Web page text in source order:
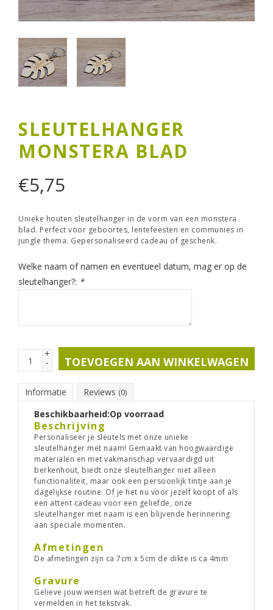
SLEUTELHANGER
MONSTERA BLAD
€5,75
Unieke houten sleutelhanger in de vorm van een monstera
blad. Perfect voor geboortes, lentefeesten en communies in
jungle thema. Gepersonaliseerd cadeau of geschenk.
Welke naam of namen en eventueel datum, mag er op de
sleutelhanger?: *
+
- TOEVOEGEN AAN WINKELWAGEN
Informatie Reviews (0)
Beschikbaarheid:Op voorraad
Beschrijving
Personaliseer je sleutels met onze unieke
sleutelhanger met naam! Gemaakt van hoogwaardige
materialen en met vakmanschap vervaardigd uit
berkenhout, biedt onze sleutelhanger niet alleen
functionaliteit, maar ook een persoonlijk tintje aan je
dagelijkse routine. Of je het nu voor jezelf koopt of als
een attent cadeau voor een geliefde, onze
sleutelhanger met naam is een blijvende herinnering
aan speciale momenten.
Afmetingen
De afmetingen zijn ca 7cm x 5cm de dikte is ca 4mm
Gravure
Gelieve jouw wensen wat betreft de gravure te
vermelden in het tekstvak.